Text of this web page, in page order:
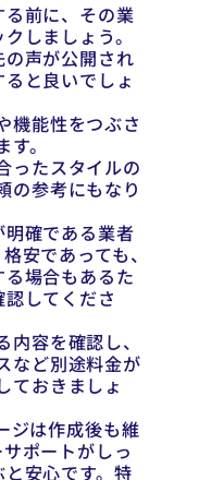
前に、その業
しましょう。
声が公開され
と良いでしょ
機能性をつぶさ
。
ったスタイルの
の参考にもなり
確である業者
安であっても、
場合もあるた
してくださ
容を確認し、
など別途料金が
ておきましょ
ジは作成後も維
ポートがしっ
安心です。特